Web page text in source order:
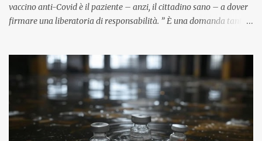
vaccino anti-Covid è il paziente – anzi, il cittadino sano – a dover
firmare una liberatoria di responsabilità. ” È una domanda tanto
pandemia. Un interrogativo che dovrebbe scuotere chiunque abbia
ancora il coraggio di pensare con la propria testa. Per il vaccino
anti-Covid, un pro-farmaco, con autorizzazione condizionata,
sviluppato in tempi record, con tecnologie mai utilizzate prima su
larga scala, ancora oggetto di studio e di discussione
internazionale serve solo una firma. La tua. Lo si somministra